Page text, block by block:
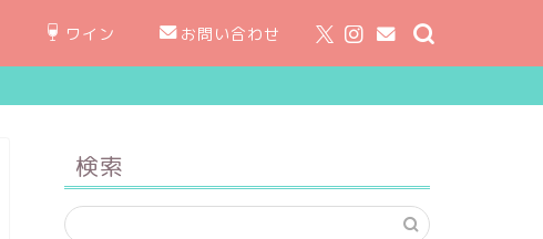
ワイン お問い合わせ
検索